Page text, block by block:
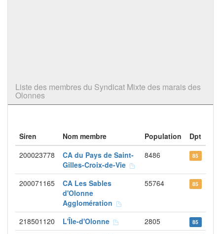
Liste des membres du Syndicat Mixte des marais des
Olonnes
Siren Nom membre Population
Dpt
200023778
CA du Pays de Saint-
Gilles-Croix-de-Vie
8486 85
200071165
CA Les Sables
d'Olonne
Agglomération
55764 85
218501120 L'Île-d'Olonne 2805 85